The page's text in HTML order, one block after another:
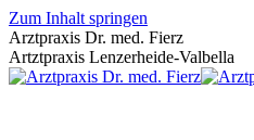
Zum Inhalt springen
Arztpraxis Dr. med. Fierz
Artztpraxis Lenzerheide-Valbella